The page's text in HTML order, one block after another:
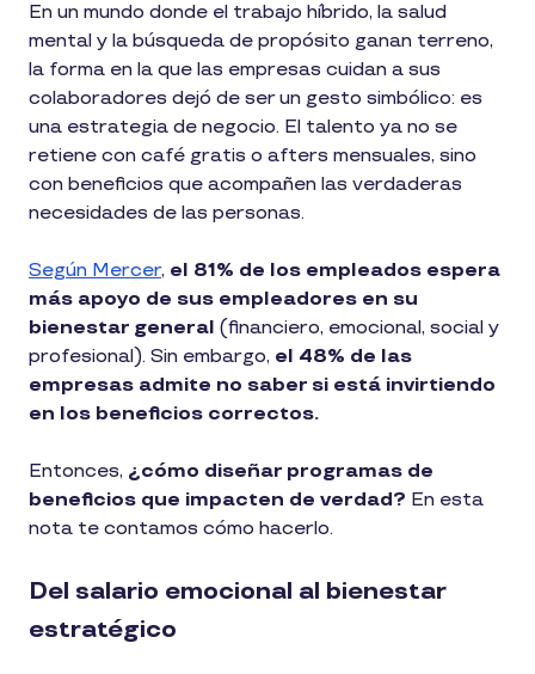
En un mundo donde el trabajo híbrido, la salud
mental y la búsqueda de propósito ganan terreno,
la forma en la que las empresas cuidan a sus
colaboradores dejó de ser un gesto simbólico: es
una estrategia de negocio. El talento ya no se
retiene con café gratis o afters mensuales, sino
con beneficios que acompañen las verdaderas
necesidades de las personas.
Según Mercer, el 81% de los empleados espera
más apoyo de sus empleadores en su
bienestar general (financiero, emocional, social y
profesional). Sin embargo, el 48% de las
empresas admite no saber si está invirtiendo
en los beneficios correctos.
Entonces, ¿cómo diseñar programas de
beneficios que impacten de verdad? En esta
nota te contamos cómo hacerlo.
Del salario emocional al bienestar
estratégico